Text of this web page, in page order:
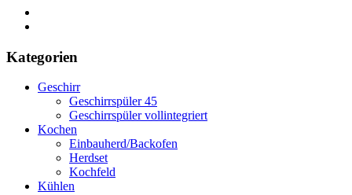
Kategorien
Geschirr
Geschirrspüler 45
Geschirrspüler vollintegriert
Kochen
Einbauherd/Backofen
Herdset
Kochfeld
Kühlen